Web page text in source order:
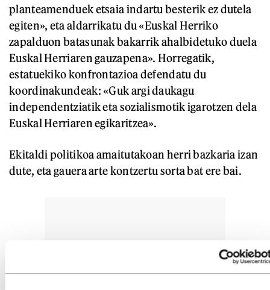
planteamenduek etsaia indartu besterik ez dutela
egiten», eta aldarrikatu du «Euskal Herriko
zapalduon batasunak bakarrik ahalbidetuko duela
Euskal Herriaren gauzapena». Horregatik,
estatuekiko konfrontazioa defendatu du
koordinakundeak: «Guk argi daukagu
independentziatik eta sozialismotik igarotzen dela
Euskal Herriaren egikaritzea».
Ekitaldi politikoa amaitutakoan herri bazkaria izan
dute, eta gauera arte kontzertu sorta bat ere bai.